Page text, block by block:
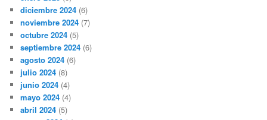
diciembre 2024 (6)
noviembre 2024 (7)
octubre 2024 (5)
septiembre 2024 (6)
agosto 2024 (6)
julio 2024 (8)
junio 2024 (4)
mayo 2024 (4)
abril 2024 (5)